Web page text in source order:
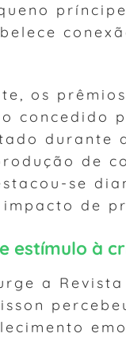
os
concedido
durante
de
se
impacto de
estímulo à
a